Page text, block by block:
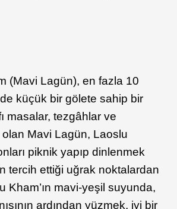
(Mavi Lagün), en fazla 10
küçük bir gölete sahip bir
masalar, tezgâhlar ve
Mavi Lagün, Laoslu
piknik yapıp dinlenmek
tercih ettiği uğrak noktalardan
Kham’ın mavi-yeşil suyunda,
ardından yüzmek, iyi bir